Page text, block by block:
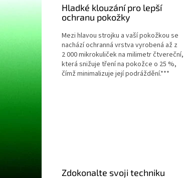
Hladké klouzání pro lepší
ochranu pokožky
Mezi hlavou strojku a vaší pokožkou se
nachází ochranná vrstva vyrobená až z
2 000 mikrokuliček na milimetr čtvereční,
která snižuje tření na pokožce o 25 %,
čímž minimalizuje její podráždění.***
Zdokonalte svoji techniku